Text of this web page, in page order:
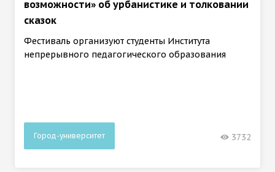
возможности» об урбанистике и толковании
сказок
Фестиваль организуют студенты Института
непрерывного педагогического образования
Город-университет 3732